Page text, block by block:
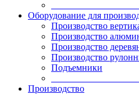
Оборудование для
Производство
Производство
Производство
Производство
Подъемники
Производство